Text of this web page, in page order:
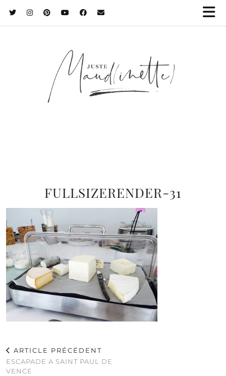
FULLSIZERENDER-31
ARTICLE PRÉCÉDENT
ESCAPADE A SAINT PAUL DE
VENCE